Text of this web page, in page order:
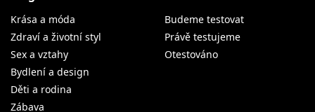
Krása a móda
Zdraví a životní styl
Sex a vztahy
Bydlení a design
Děti a rodina
Zábava
Budeme testovat
Právě testujeme
Otestováno